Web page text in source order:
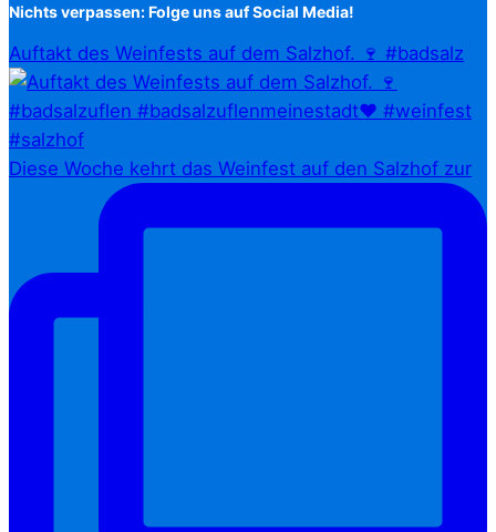
Nichts verpassen: Folge uns auf Social Media!
Auftakt des Weinfests auf dem Salzhof. 🍷 #badsalz
Diese Woche kehrt das Weinfest auf den Salzhof zur